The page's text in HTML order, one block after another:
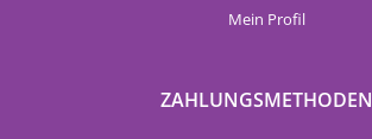
Mein Profil
ZAHLUNGSMETHODEN